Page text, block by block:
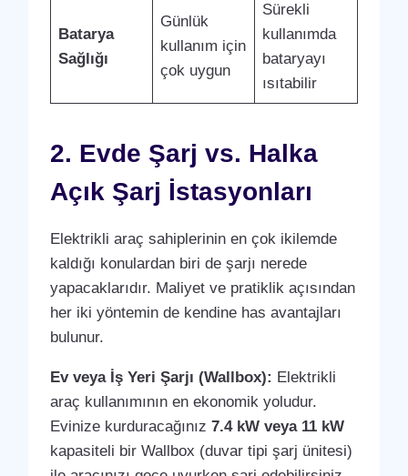
Batarya
Sağlığı
Günlük
kullanım için
çok uygun
Sürekli
kullanımda
bataryayı
ısıtabilir
2. Evde Şarj vs. Halka
Açık Şarj İstasyonları
Elektrikli araç sahiplerinin en çok ikilemde
kaldığı konulardan biri de şarjı nerede
yapacaklarıdır. Maliyet ve pratiklik açısından
her iki yöntemin de kendine has avantajları
bulunur.
Ev veya İş Yeri Şarjı (Wallbox): Elektrikli
araç kullanımının en ekonomik yoludur.
Evinize kurduracağınız 7.4 kW veya 11 kW
kapasiteli bir Wallbox (duvar tipi şarj ünitesi)